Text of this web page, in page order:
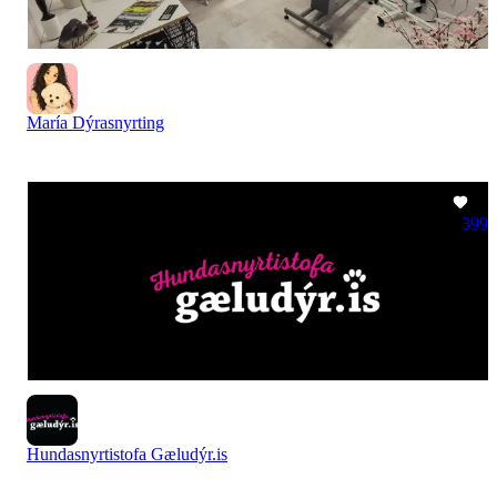
María Dýrasnyrting
399
Hundasnyrtistofa Gæludýr.is